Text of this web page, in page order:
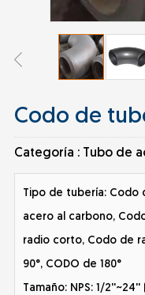
Codo de
Categoría : Tubo de
Tipo de tubería: Codo
acero al carbono,
radio corto, Codo de
90°, CODO de 180°
Tamaño: NPS: 1/